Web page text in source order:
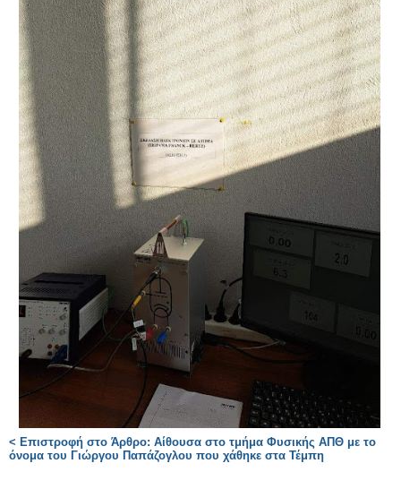
< Επιστροφή στο Άρθρο: Αίθουσα στο τμήμα Φυσικής ΑΠΘ με το
όνομα του Γιώργου Παπάζογλου που χάθηκε στα Τέμπη